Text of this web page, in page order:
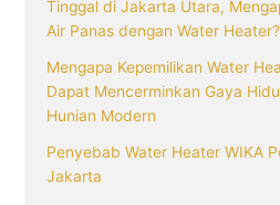
Tinggal di Jakarta Utara,
Air Panas dengan Water Heater?
Mengapa Kepemilikan Water
Dapat Mencerminkan Gaya
Hunian Modern
Penyebab Water Heater WIKA
Jakarta